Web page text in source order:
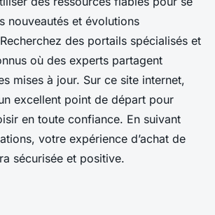
nouveautés et évolutions
des portails spécialisés et
où des experts partagent
mises à jour. Sur ce site internet,
excellent point de départ pour
en toute confiance. En suivant
votre expérience d’achat de
sécurisée et positive.